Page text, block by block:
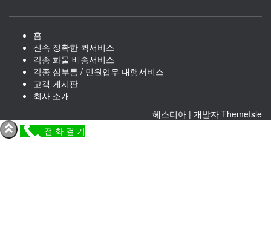
홈
신속 정확한 퀵서비스
각종 화물 배송서비스
각종 심부름 / 민원업무 대행서비스
고객 게시판
회사 소개
헤스티아 | 개발자 ThemeIsle
전 화 걸 기